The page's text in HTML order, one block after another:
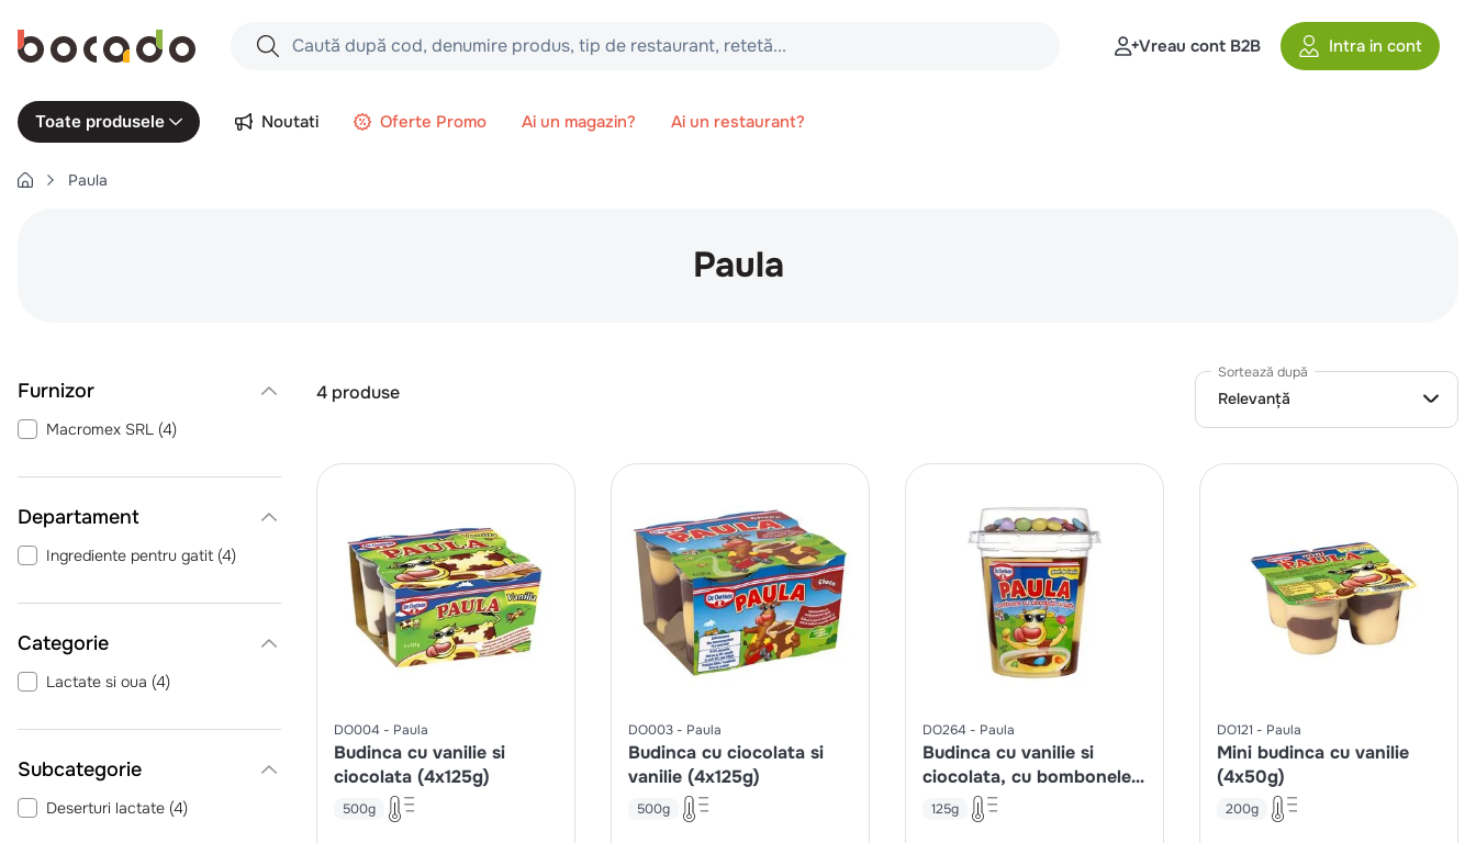
Caută după cod, denumire produs, tip de restaurant, retetă...
Căutări populare
10.pizza
Vreau cont B2B Intra in cont
Toate produsele Noutati Oferte Promo Ai un magazin? Ai un restaurant?
Paula
Paula
Macromex SRL (4)
Departament
Ingrediente pentru gatit (4)
Categorie
Lactate si oua (4)
Deserturi lactate (4)
4 produse
Sortează după
Relevanță
DO004 Paula
Budinca cu vanilie si
ciocolata (4x125g)
500g
DO003 Paula
Budinca cu ciocolata si
vanilie (4x125g)
500g
DO264 Paula
Budinca cu vanilie si
ciocolata, cu bombonele
de ciocolata
125g
DO121 Paula
Mini budinca cu vanilie
(4x50g)
200g